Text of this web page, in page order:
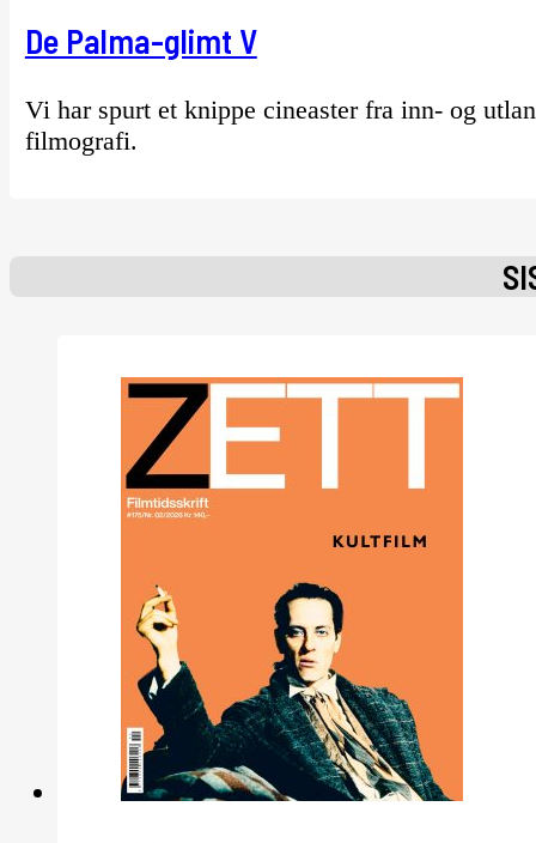
De Palma-glimt V
Vi har spurt et knippe cineaster fra inn- og
filmografi.